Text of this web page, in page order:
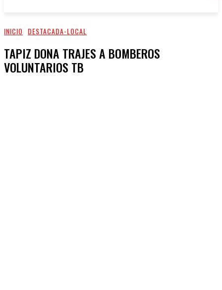
INICIO DESTACADA-LOCAL
TAPIZ DONA TRAJES A BOMBEROS
VOLUNTARIOS TB